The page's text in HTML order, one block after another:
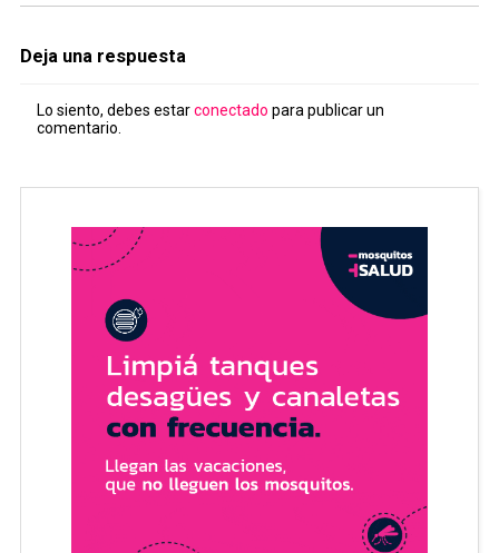
Deja una respuesta
Lo siento, debes estarconectado para publicar un
comentario.